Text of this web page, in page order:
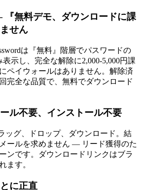
無料デモ、ダウンロードに課
せん
は『無料』階層でパスワードの
示し、完全な解除に2,000-5,000円課
ペイウォールはありません。解除済
完全な品質で、無料でダウンロード
ル不要、インストール不要
ッグ、ドロップ、ダウンロード。結
ールを求めません — リード獲得のた
ンです。ダウンロードリンクはブラ
ます。
に正直